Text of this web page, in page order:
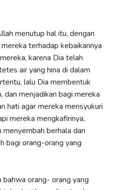
menutup hal itu, dengan
terhadap kebaikannya
karena Dia telah
air yang hina di dalam
lalu Dia membentuk
dan menjadikan bagi mereka
hati agar mereka mensyukuri
mereka mengkafirinya,
berhala dan
bagi orang-orang yang
orang- orang yang